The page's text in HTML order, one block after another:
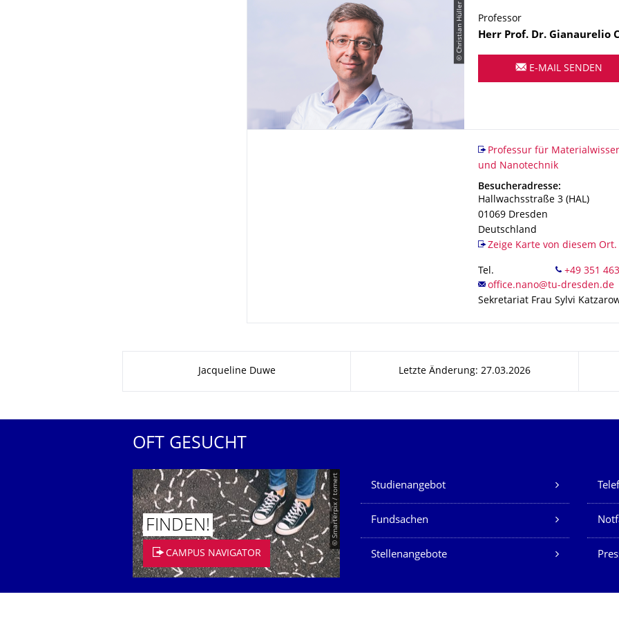
© Christian Hüller
Professor
Name
Herr Prof. Dr. Gianaurelio
E-MAIL SENDEN
Organisationsname
Professur für
Professur für
und Nanotechnik
Adresse
Besucheradresse:
Hallwachsstraße 3 (HAL)
01069 Dresden
Deutschland
Zeige Karte von diesem Ort.
Tel.
Sekretariat Frau Sylvi
Jacqueline Duwe Letzte Änderung: 27.03.2026
OFT GESUCHT
© Smarterpix / tomert
FINDEN!
CAMPUS NAVIGATOR
Unsere Dienste
Studienangebot
Fundsachen
Stellenangebote